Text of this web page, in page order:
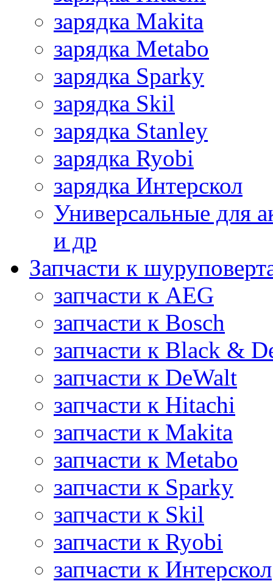
зарядка Makita
зарядка Metabo
зарядка Sparky
зарядка Skil
зарядка Stanley
зарядка Ryobi
зарядка Интерскол
Универсальные для
и др
Запчасти к
запчасти к AEG
запчасти к Bosch
запчасти к Black &
запчасти к DeWalt
запчасти к Hitachi
запчасти к Makita
запчасти к Metabo
запчасти к Sparky
запчасти к Skil
запчасти к Ryobi
запчасти к Интерскол